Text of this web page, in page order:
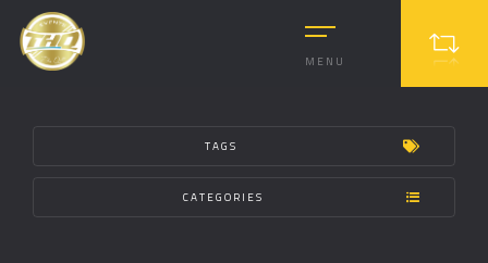
MENU
TAGS
CATEGORIES